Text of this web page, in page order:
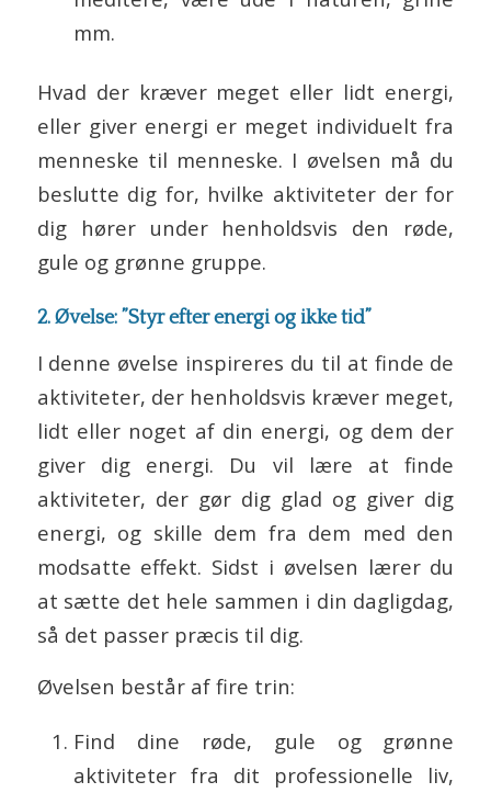
mm.
Hvad der kræver meget eller lidt energi,
eller giver energi er meget individuelt fra
menneske til menneske. I øvelsen må du
beslutte dig for, hvilke aktiviteter der for
dig hører under henholdsvis den røde,
gule og grønne gruppe.
2. Øvelse: ”Styr efter energi og ikke tid”
I denne øvelse inspireres du til at finde de
aktiviteter, der henholdsvis kræver meget,
lidt eller noget af din energi, og dem der
giver dig energi. Du vil lære at finde
aktiviteter, der gør dig glad og giver dig
energi, og skille dem fra dem med den
modsatte effekt. Sidst i øvelsen lærer du
at sætte det hele sammen i din dagligdag,
så det passer præcis til dig.
Øvelsen består af fire trin:
Find dine røde, gule og grønne
aktiviteter fra dit professionelle liv,